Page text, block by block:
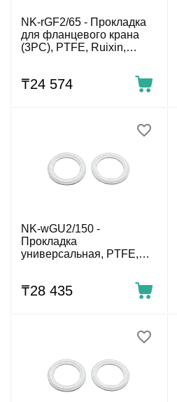
NK-rGF2/65 - Прокладка
для фланцевого крана
(3PC), PTFE, Ruixin,
₸24 574
NK-wGU2/150 -
Прокладка
универсальная, PTFE,
₸28 435